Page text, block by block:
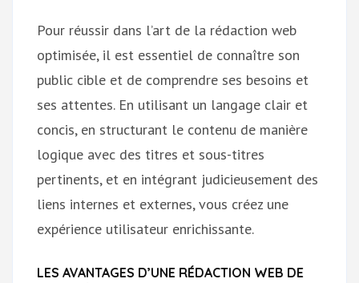
Pour réussir dans l’art de la rédaction web
optimisée, il est essentiel de connaître son
public cible et de comprendre ses besoins et
ses attentes. En utilisant un langage clair et
concis, en structurant le contenu de manière
logique avec des titres et sous-titres
pertinents, et en intégrant judicieusement des
liens internes et externes, vous créez une
expérience utilisateur enrichissante.
LES AVANTAGES D’UNE RÉDACTION WEB DE